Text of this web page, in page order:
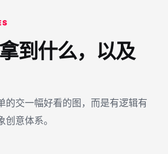
到什么， 以及
的交一幅好看的图，而是有逻辑有
意体系。